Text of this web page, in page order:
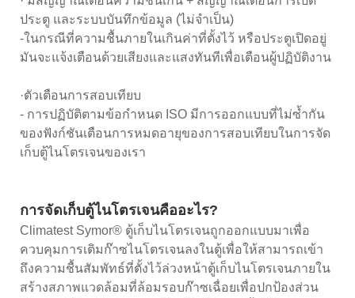
ประตู และระบบบันทึกข้อมูล (ไม่จำเป็น)
-ในกรณีที่ความชื้นภายในเกินค่าที่ตั้งไว้ หรือประตูเปิดอยู่
มันจะแจ้งเตือนด้วยเสียงและแสงทันทีเพื่อเตือนผู้ปฏิบัติงาน
·ตัวเตือนการสอบเทียบ
- การปฏิบัติตามข้อกำหนด ISO มีการออกแบบที่ไม่ซ้ำกัน
ของฟังก์ชันเตือนการหมดอายุของการสอบเทียบในการจัด
เก็บตู้ไนโตรเจนของเรา
การจัดเก็บตู้ไนโตรเจนคืออะไร?
Climatest Symor® ตู้เก็บไนโตรเจนถูกออกแบบมาเพื่อ
ควบคุมการเติมก๊าซไนโตรเจนลงในตู้เพื่อให้สามารถเข้า
ถึงความชื้นสัมพัทธ์ที่ตั้งไว้ล่วงหน้าตู้เก็บไนโตรเจนภายใน
สร้างสภาพแวดล้อมที่ล้อมรอบก๊าซเฉื่อยเพื่อปกป้องส่วน